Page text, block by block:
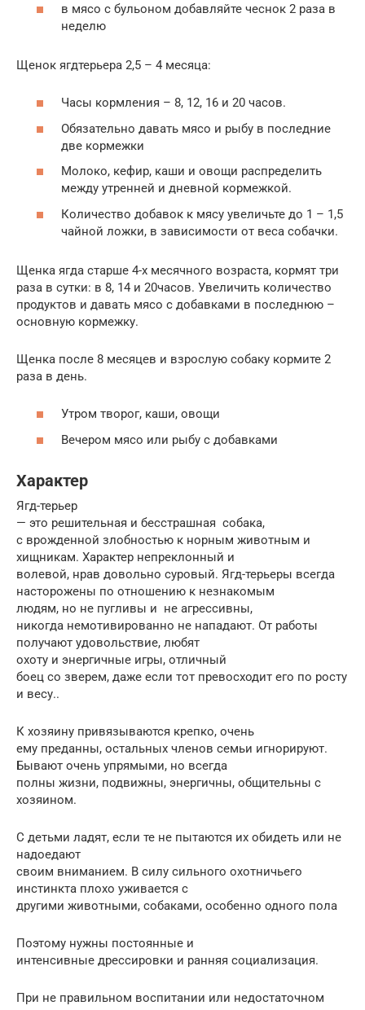
в мясо с бульоном добавляйте чеснок 2 раза в
неделю
Щенок ягдтерьера 2,5 – 4 месяца:
Часы кормления – 8, 12, 16 и 20 часов.
Обязательно давать мясо и рыбу в последние
две кормежки
Молоко, кефир, каши и овощи распределить
между утренней и дневной кормежкой.
Количество добавок к мясу увеличьте до 1 – 1,5
чайной ложки, в зависимости от веса собачки.
Щенка ягда старше 4-х месячного возраста, кормят три
раза в сутки: в 8, 14 и 20часов. Увеличить количество
продуктов и давать мясо с добавками в последнюю –
основную кормежку.
Щенка после 8 месяцев и взрослую собаку кормите 2
раза в день.
Утром творог, каши, овощи
Вечером мясо или рыбу с добавками
Характер
Ягд-терьер
— это решительная и бесстрашная собака,
с врожденной злобностью к норным животным и
хищникам. Характер непреклонный и
волевой, нрав довольно суровый. Ягд-терьеры всегда
насторожены по отношению к незнакомым
людям, но не пугливы и не агрессивны,
никогда немотивированно не нападают. От работы
получают удовольствие, любят
охоту и энергичные игры, отличный
боец со зверем, даже если тот превосходит его по росту
и весу..
К хозяину привязываются крепко, очень
ему преданны, остальных членов семьи игнорируют.
Бывают очень упрямыми, но всегда
полны жизни, подвижны, энергичны, общительны с
хозяином.
С детьми ладят, если те не пытаются их обидеть или не
надоедают
своим вниманием. В силу сильного охотничьего
инстинкта плохо уживается с
другими животными, собаками, особенно одного пола
Поэтому нужны постоянные и
интенсивные дрессировки и ранняя социализация.
При не правильном воспитании или недостаточном